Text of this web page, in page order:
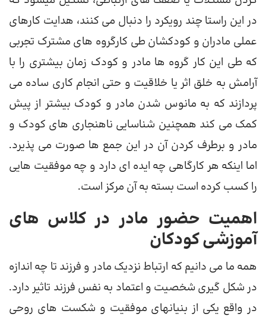
در این راستا چند رویکرد را دنبال می کنند، هدایت کارهای
عملی مادران و کودکشان طی کارگروه های مشترک تجربی
که طی این کار گروه ها مادر و کودک زمان بیشتری را با
آرامش به خلق اثر یا خلاقیت و حتی انجام کاری ساده می
پردازند که به مانوس شدن مادر و کودک بیشتر از پیش
کمک می کند همچنین شناسایی ناهنجاری های کودک و
مادر و برطرف کردن آن در این جمع ها صورت می پذیرد.
اما اینکه هر کارگاهی چه ایده ای دارد و چه موفقیت هایی
را کسب کرده است بسته به آن مرکز است.
اهمیت حضور مادر در کلاس های
آموزشی کودکان
همه ما می دانیم که ارتباط نزدیک مادر و فرزند تا چه اندازه
در شکل گیری شخصیت و اعتماد به نفس فرزند تاثیر دارد.
در واقع یکی از بنیانهای موفقیت و شکست های روحی